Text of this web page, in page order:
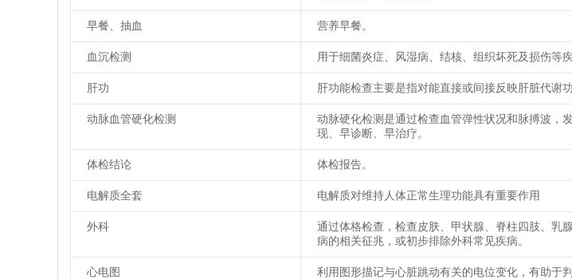
早餐、抽血 营养早餐。
血沉检测 用于细菌炎症、风湿病、结核、组织坏死及损伤等
肝功 肝功能检查主要是指对能直接或间接反映肝脏代谢
动脉血管硬化检测
动脉硬化检测是通过检查血管弹性状况和脉搏波，
现、早诊断、早治疗。
体检结论 体检报告。
电解质全套 电解质对维持人体正常生理功能具有重要作用
外科
通过体格检查，检查皮肤、甲状腺、脊柱四肢、乳
病的相关征兆，或初步排除外科常见疾病。
心电图
利用图形描记与心脏跳动有关的电位变化，有助于